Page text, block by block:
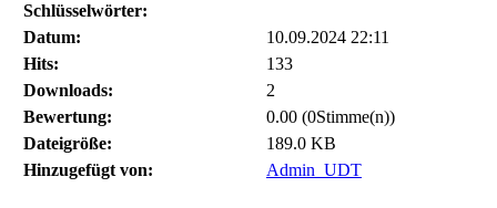
Schlüsselwörter:
Datum:
10.09.2024 22:11
Hits:
133
Downloads:
2
Bewertung:
0.00 (0Stimme(n))
Dateigröße:
189.0 KB
Hinzugefügt von:
Admin_UDT